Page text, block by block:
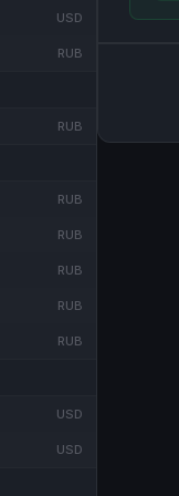
USD
RUB
RUB
RUB
RUB
RUB
RUB
RUB
USD
USD